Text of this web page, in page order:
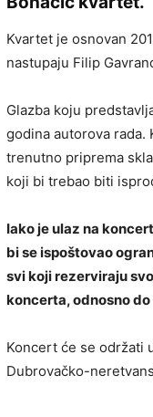
Kvartet je osnovan
nastupaju Filip
Glazba koju
godina autorova rada.
trenutno priprema
koji bi trebao biti
Iako je ulaz na
bi se ispoštovao
svi koji rezerviraju
koncerta, odnosno
Koncert će se održati
Dubrovačko-